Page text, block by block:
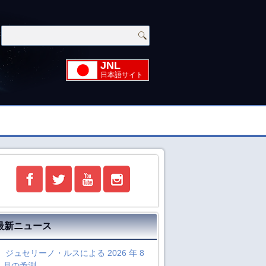
JNL
日本語サイト
新ニュース
ジュセリーノ・ルスによる 2026 年 8